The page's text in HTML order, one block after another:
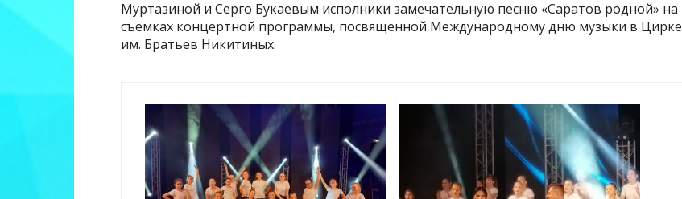
Муртазиной и Серго Букаевым исполники замечательную песню «Саратов родной» на
съемках концертной программы, посвящённой Международному дню музыки в Цирке
им. Братьев Никитиных.